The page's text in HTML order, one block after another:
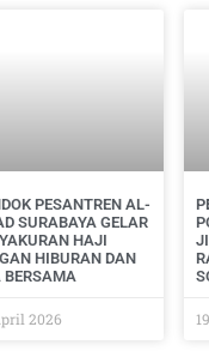
PESANTREN AL-
SURABAYA GELAR
HAJI
HIBURAN DAN
BERSAMA
2026